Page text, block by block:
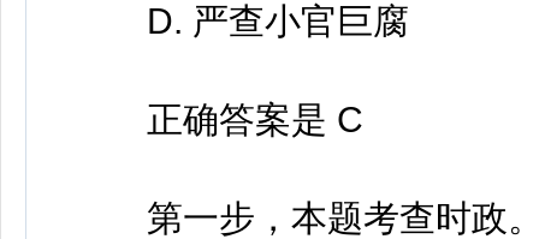
D. 严查小官巨腐
正确答案是 C
第一步，本题考查时政